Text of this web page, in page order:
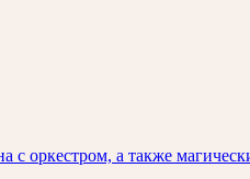
оркестром, а также